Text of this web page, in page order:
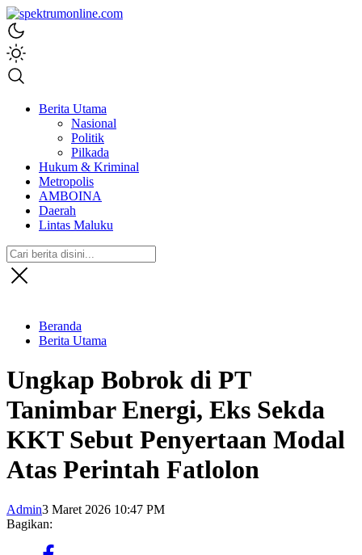
spektrumonline.com
Berita Utama
Nasional
Politik
Pilkada
Hukum & Kriminal
Metropolis
AMBOINA
Daerah
Lintas Maluku
Beranda
Berita Utama
Ungkap Bobrok di PT
Tanimbar Energi, Eks Sekda
KKT Sebut Penyertaan Modal
Atas Perintah Fatlolon
Admin3 Maret 2026 10:47 PM
Bagikan: